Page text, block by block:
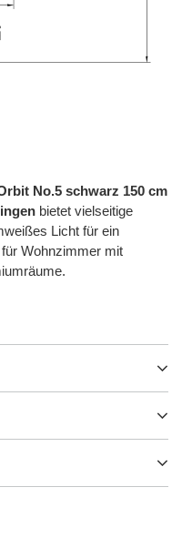
No.5 schwarz 150 cm
bietet vielseitige
Licht für ein
Wohnzimmer mit